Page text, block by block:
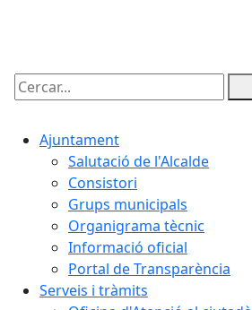
Cercar:
Ajuntament
Salutació de l'Alcalde
Consistori
Grups municipals
Organigrama tècnic
Informació oficial
Portal de Transparència
Serveis i tràmits